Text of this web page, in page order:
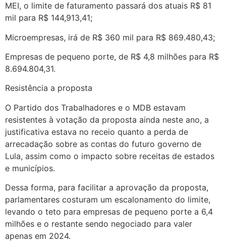
MEI, o limite de faturamento passará dos atuais R$ 81
mil para R$ 144,913,41;
Microempresas, irá de R$ 360 mil para R$ 869.480,43;
Empresas de pequeno porte, de R$ 4,8 milhões para R$
8.694.804,31.
Resistência a proposta
O Partido dos Trabalhadores e o MDB estavam
resistentes à votação da proposta ainda neste ano, a
justificativa estava no receio quanto a perda de
arrecadação sobre as contas do futuro governo de
Lula, assim como o impacto sobre receitas de estados
e municípios.
Dessa forma, para facilitar a aprovação da proposta,
parlamentares costuram um escalonamento do limite,
levando o teto para empresas de pequeno porte a 6,4
milhões e o restante sendo negociado para valer
apenas em 2024.